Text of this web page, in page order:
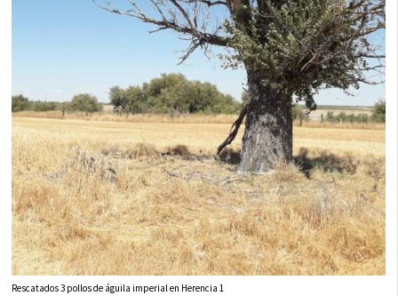
Rescatados 3 pollos de águila imperial en Herencia 1